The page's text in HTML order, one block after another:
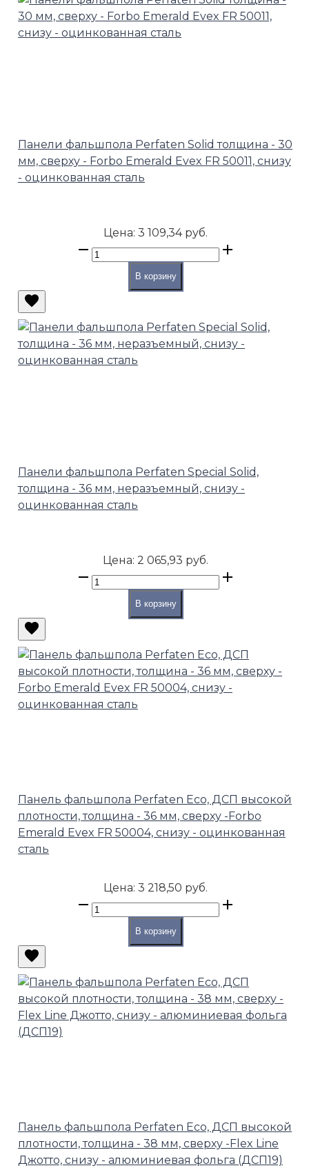
Панели фальшпола Perfaten Solid толщина - 30
мм, сверху - Forbo Emerald Evex FR 50011, снизу
- оцинкованная сталь
Цена: 3 109,34 руб.
В корзину
Панели фальшпола Perfaten Special Solid,
толщина - 36 мм, неразъемный, снизу -
оцинкованная сталь
Цена: 2 065,93 руб.
В корзину
Панель фальшпола Perfaten Eco, ДСП высокой
плотности, толщина - 36 мм, сверху -Forbo
Emerald Evex FR 50004, снизу - оцинкованная
сталь
Цена: 3 218,50 руб.
В корзину
Панель фальшпола Perfaten Eco, ДСП высокой
плотности, толщина - 38 мм, сверху -Flex Line
Джотто, снизу - алюминиевая фольга (ДСП19)